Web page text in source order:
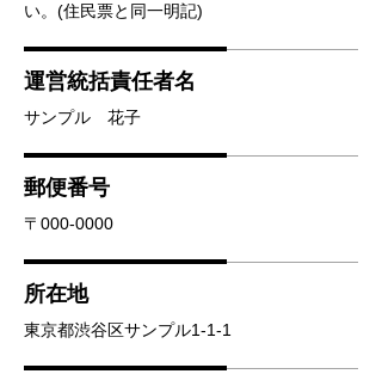
い。(住民票と同一明記)
運営統括責任者名
サンプル 花子
郵便番号
〒000-0000
所在地
東京都渋谷区サンプル1-1-1